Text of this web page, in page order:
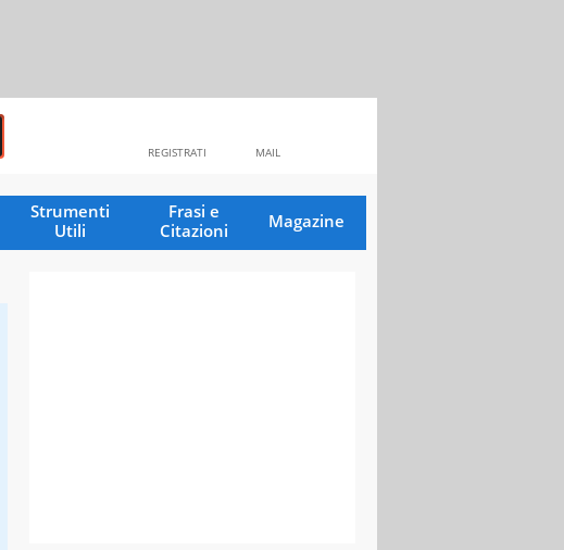
MAIL
REGISTRATI
Strumenti
Utili
Frasi e
Citazioni
Magazine